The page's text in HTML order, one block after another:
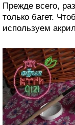
Прежде всего,
только багет.
используем